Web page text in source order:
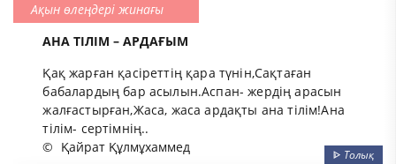
Ақын өлеңдері жинағы
АНА ТІЛІМ – АРДАҒЫМ
Қақ жарған қасіреттің қара түнін,Сақтаған
бабалардың бар асылын.Аспан- жердің арасын
жалғастырған,Жаса, жаса ардақты ана тілім!Ана
тілім- сертімнің..
© Қайрат Құлмұхаммед ᐈ Толық